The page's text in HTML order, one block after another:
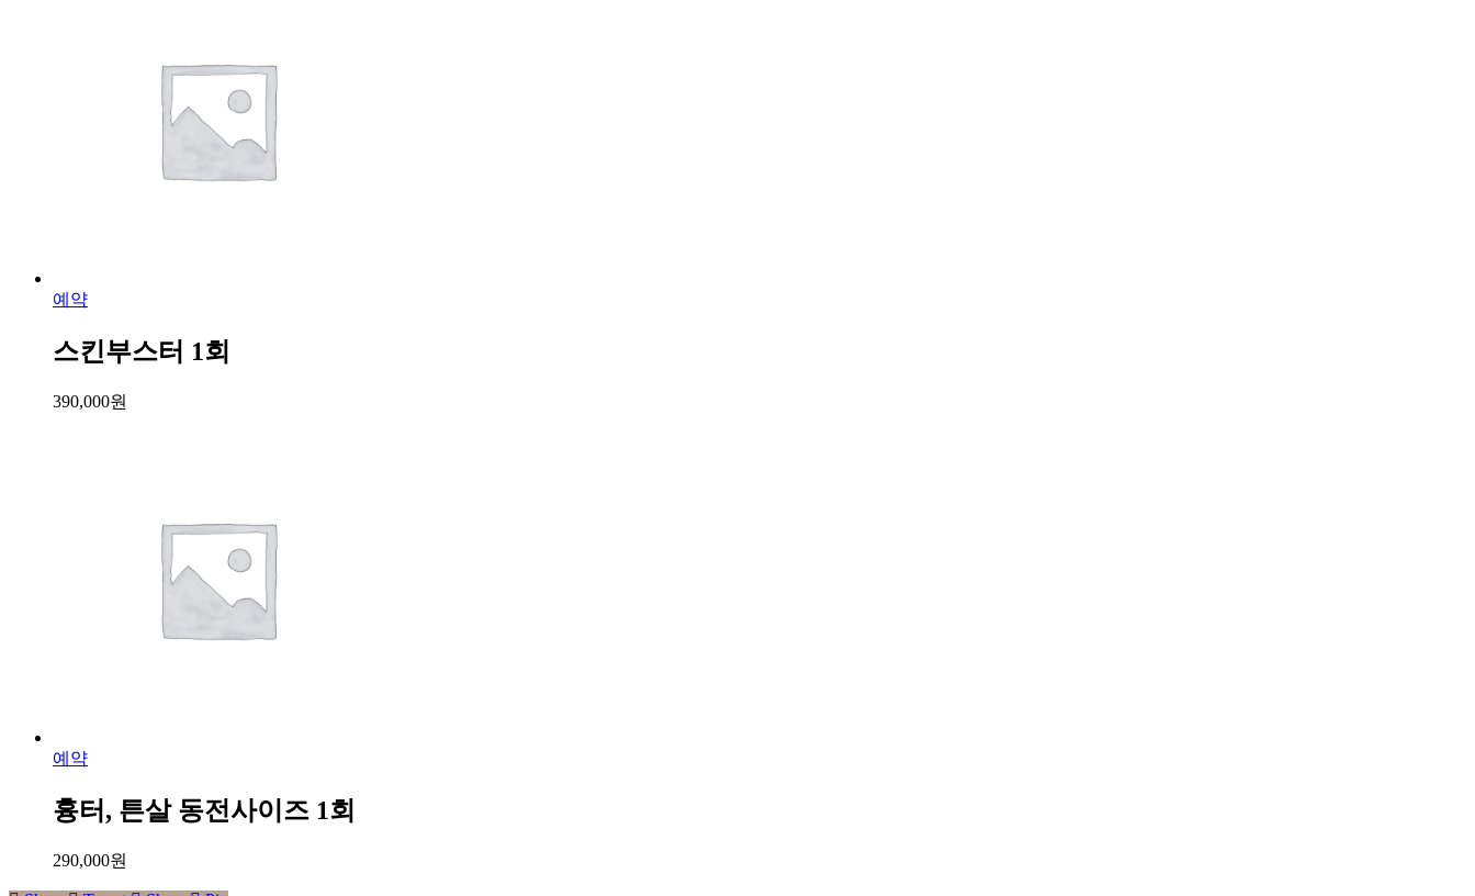
예약
스킨부스터 1회
390,000원
예약
흉터, 튼살 동전사이즈 1회
290,000원